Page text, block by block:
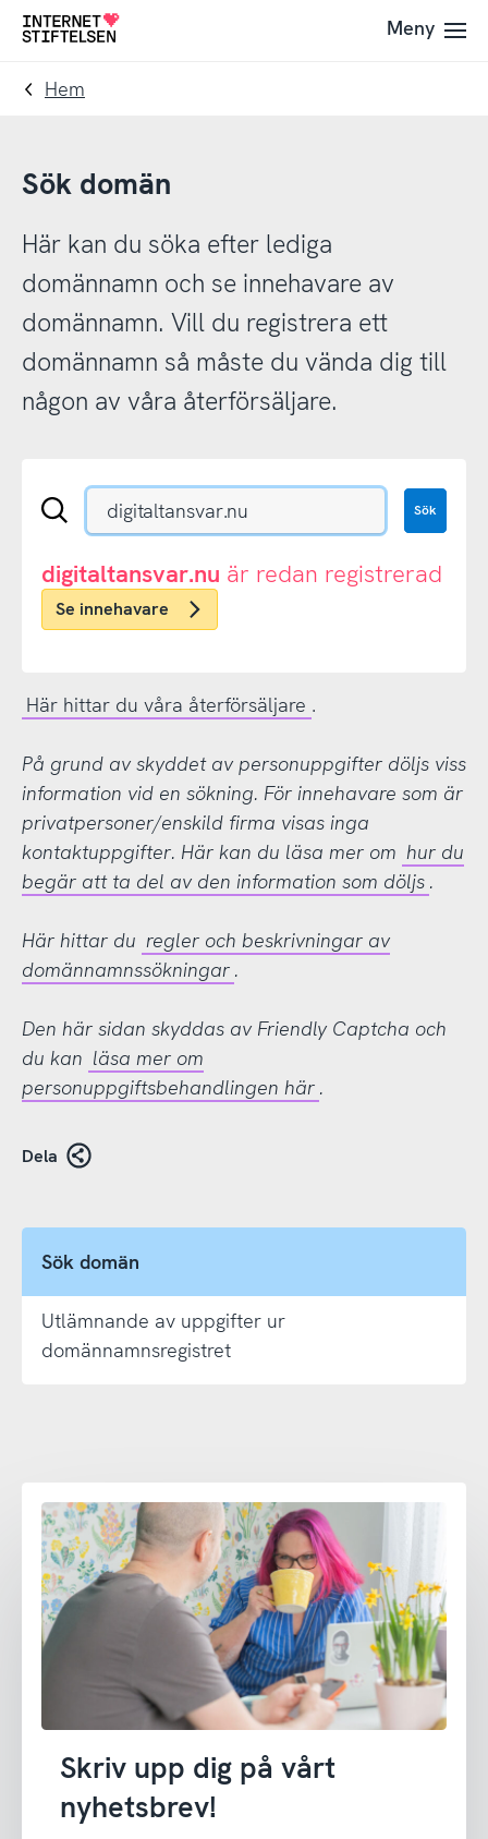
Till
navigering
Till
innehåll
Till
Meny
Hem
Sök domän
Här kan du söka efter lediga
domännamn och se innehavare av
domännamn. Vill du registrera ett
domännamn så måste du vända dig till
någon av våra återförsäljare.
Sök
eller
.nu-
domän
Sök
digitaltansvar.nu är redan registrerad
Se innehavare
Här hittar du våra återförsäljare .
På grund av skyddet av personuppgifter döljs viss
information vid en sökning. För innehavare som är
privatpersoner/enskild firma visas inga
kontaktuppgifter. Här kan du läsa mer om hur du
begär att ta del av den information som döljs .
Här hittar du regler och beskrivningar av
domännamnssökningar .
Den här sidan skyddas av Friendly Captcha och
du kan läsa mer om
personuppgiftsbehandlingen här .
Dela
Sök domän
Utlämnande av uppgifter ur
domännamnsregistret
Skriv upp dig på vårt
nyhetsbrev!